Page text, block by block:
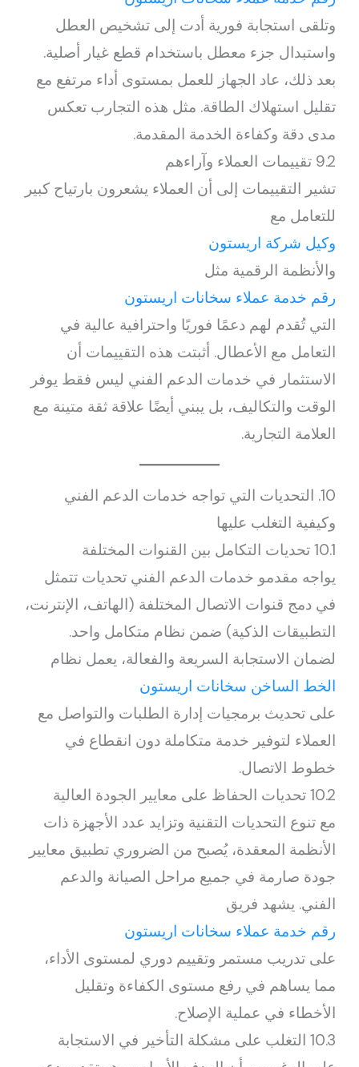
وتلقى استجابة فورية أدت إلى تشخيص العطل
واستبدال جزء معطل باستخدام قطع غيار أصلية.
بعد ذلك، عاد الجهاز للعمل بمستوى أداء مرتفع مع
تقليل استهلاك الطاقة. مثل هذه التجارب تعكس
مدى دقة وكفاءة الخدمة المقدمة.
9.2 تقييمات العملاء وآراءهم
تشير التقييمات إلى أن العملاء يشعرون بارتياح كبير
للتعامل مع
وكيل شركة اريستون
والأنظمة الرقمية مثل
رقم خدمة عملاء سخانات اريستون
التي تُقدم لهم دعمًا فوريًا واحترافية عالية في
التعامل مع الأعطال. أثبتت هذه التقييمات أن
الاستثمار في خدمات الدعم الفني ليس فقط يوفر
الوقت والتكاليف، بل يبني أيضًا علاقة ثقة متينة مع
العلامة التجارية.
10. التحديات التي تواجه خدمات الدعم الفني
وكيفية التغلب عليها
10.1 تحديات التكامل بين القنوات المختلفة
يواجه مقدمو خدمات الدعم الفني تحديات تتمثل
في دمج قنوات الاتصال المختلفة (الهاتف، الإنترنت،
التطبيقات الذكية) ضمن نظام متكامل واحد.
لضمان الاستجابة السريعة والفعالة، يعمل نظام
الخط الساخن سخانات اريستون
على تحديث برمجيات إدارة الطلبات والتواصل مع
العملاء لتوفير خدمة متكاملة دون انقطاع في
خطوط الاتصال.
10.2 تحديات الحفاظ على معايير الجودة العالية
مع تنوع التحديات التقنية وتزايد عدد الأجهزة ذات
الأنظمة المعقدة، يُصبح من الضروري تطبيق معايير
جودة صارمة في جميع مراحل الصيانة والدعم
الفني. يشهد فريق
رقم خدمة عملاء سخانات اريستون
على تدريب مستمر وتقييم دوري لمستوى الأداء،
مما يساهم في رفع مستوى الكفاءة وتقليل
الأخطاء في عملية الإصلاح.
10.3 التغلب على مشكلة التأخير في الاستجابة